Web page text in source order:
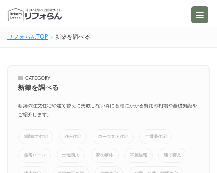
リフォらんTOP 新築を調べる
CATEGORY
新築を調べる
新築の注文住宅や建て替えに失敗しない為に各種にかかる費用の相場や基礎知識を
ご紹介します。
3階建て住宅 ZEH住宅 ローコスト住宅 二世帯住宅
住宅ローン 土地購入 家の解体 平屋住宅 建て替え